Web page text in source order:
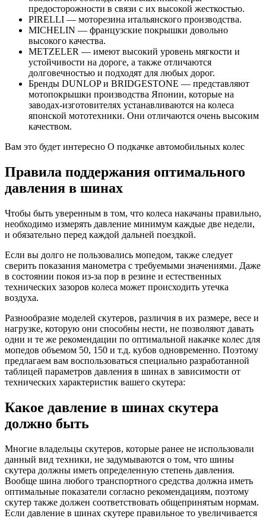
предосторожности в связи с их высокой жесткостью.
PIRELLI — моторезина итальянского производства.
MICHELIN — французские покрышки довольно
высокого качества.
METZELER — имеют высокий уровень мягкости и
устойчивости на дороге, а также отличаются
долговечностью и подходят для любых дорог.
Бренды DUNLOP и BRIDGESTONE — представляют
мотопокрышки производства Японии, которые на
заводах-изготовителях устанавливаются на колеса
японской мототехники. Они отличаются очень высоким
качеством.
Вам это будет интересно О подкачке автомобильных колес
Правила поддержания оптимального
давления в шинах
Чтобы быть уверенным в том, что колеса накачаны правильно,
необходимо измерять давление минимум каждые две недели,
и обязательно перед каждой дальней поездкой.
Если вы долго не пользовались мопедом, также следует
сверить показания манометра с требуемыми значениями. Даже
в состоянии покоя из-за пор в резине и естественных
технических зазоров колеса может происходить утечка
воздуха.
Разнообразие моделей скутеров, различия в их размере, весе и
нагрузке, которую они способны нести, не позволяют давать
одни и те же рекомендации по оптимальной накачке колес для
мопедов объемом 50, 150 и т.д. кубов одновременно. Поэтому
предлагаем вам воспользоваться специально разработанной
таблицей параметров давления в шинах в зависимости от
технических характеристик вашего скутера:
Какое давление в шинах скутера
должно быть
Многие владельцы скутеров, которые ранее не использовали
данный вид техники, не задумываются о том, что шины
скутера должны иметь определенную степень давления.
Вообще шина любого транспортного средства должна иметь
оптимальные показатели согласно рекомендациям, поэтому
скутер также должен соответствовать общепринятым нормам.
Если давление в шинах скутере правильное то увеличивается